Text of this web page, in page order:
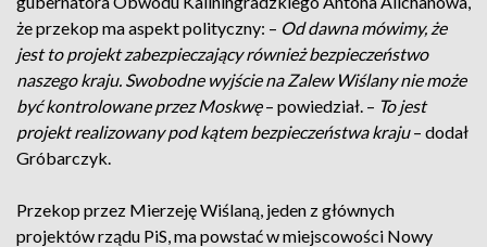
że przekop ma aspekt polityczny: – Od dawna mówimy, że
jest to projekt zabezpieczający również bezpieczeństwo
naszego kraju. Swobodne wyjście na Zalew Wiślany nie może
być kontrolowane przez Moskwę– powiedział. – To jest
projekt realizowany pod kątem bezpieczeństwa kraju– dodał
Gróbarczyk.
Przekop przez Mierzeję Wiślaną, jeden z głównych
projektów rządu PiS, ma powstać w miejscowości Nowy